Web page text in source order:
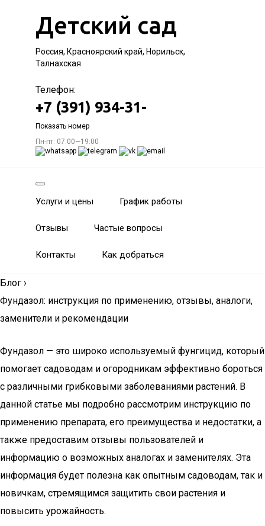
Детский сад
Россия, Красноярский край, Норильск,
Талнахская
Телефон:
+7 (391) 934-31-
Показать номер
Пн-пт: 07:00—19:00
Услуги и цены График работы
Отзывы Частые вопросы
Контакты Как добраться
Блог ›
Фундазол: инструкция по применению, отзывы, аналоги,
заменители и рекомендации
Фундазол — это широко используемый фунгицид, который
помогает садоводам и огородникам эффективно бороться
с различными грибковыми заболеваниями растений. В
данной статье мы подробно рассмотрим инструкцию по
применению препарата, его преимущества и недостатки, а
также предоставим отзывы пользователей и
информацию о возможных аналогах и заменителях. Эта
информация будет полезна как опытным садоводам, так и
новичкам, стремящимся защитить свои растения и
повысить урожайность.